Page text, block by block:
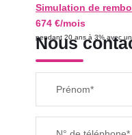
Simulation de
674 €/mois
pendant 20 ans à 3% avec
Nous
Prénom*